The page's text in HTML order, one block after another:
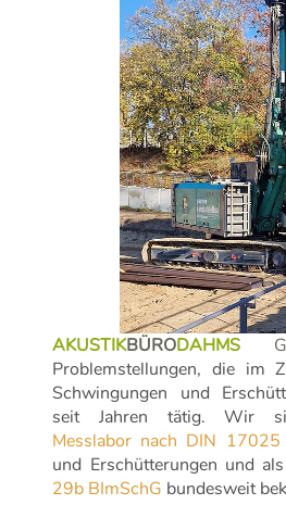
AKUSTIKBÜRODAHMS
Problemstellungen, die im
Schwingungen und
seit Jahren tätig. Wir
Messlabor nach DIN 17025
und Erschütterungen und als
29b BImSchG bundesweit